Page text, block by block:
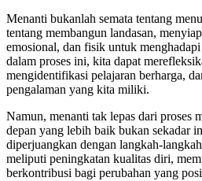
Menanti bukanlah semata tentang
tentang membangun landasan,
emosional, dan fisik untuk
dalam proses ini, kita dapat
mengidentifikasi pelajaran berharga,
pengalaman yang kita miliki.
Namun, menanti tak lepas dari proses
depan yang lebih baik bukan sekadar
diperjuangkan dengan langkah-
meliputi peningkatan kualitas diri,
berkontribusi bagi perubahan yang